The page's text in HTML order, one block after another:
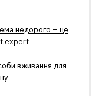
недорого – це
вживання для